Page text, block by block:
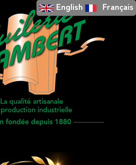
English Français